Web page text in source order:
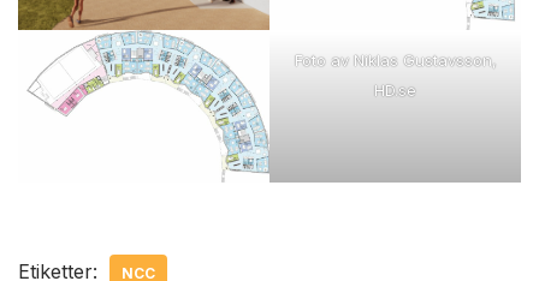
Foto av Niklas Gustavsson,
HD.se
Etiketter: NCC